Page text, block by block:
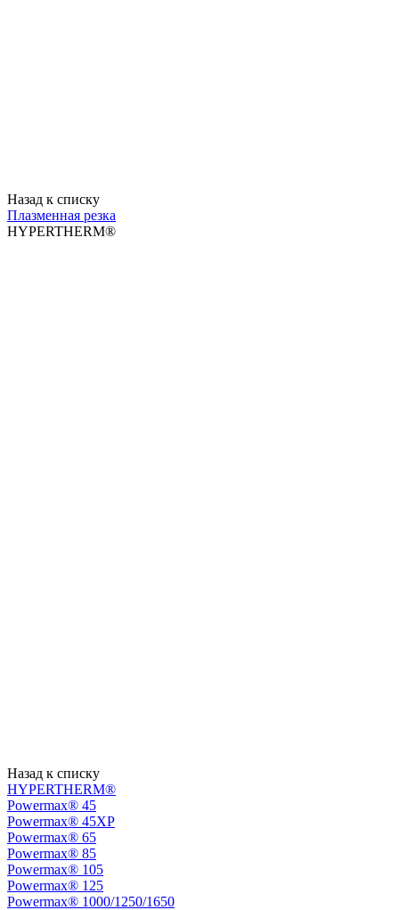
Назад к списку
Плазменная резка
HYPERTHERM®
Назад к списку
HYPERTHERM®
Powermax® 45
Powermax® 45XP
Powermax® 65
Powermax® 85
Powermax® 105
Powermax® 125
Powermax® 1000/1250/1650